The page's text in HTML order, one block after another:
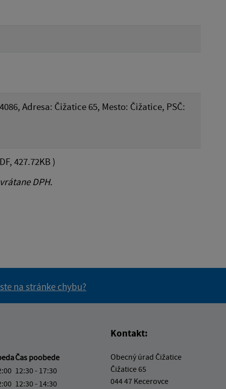
Adresa: Čižatice 65, Mesto: Čižatice, PSČ:
427.72KB )
DPH.
na stránke chybu?
Čas poobede
12:30 - 17:30
12:30 - 14:30
Kontakt:
Obecný úrad Čižatice
Čižatice 65
044 47 Kecerovce